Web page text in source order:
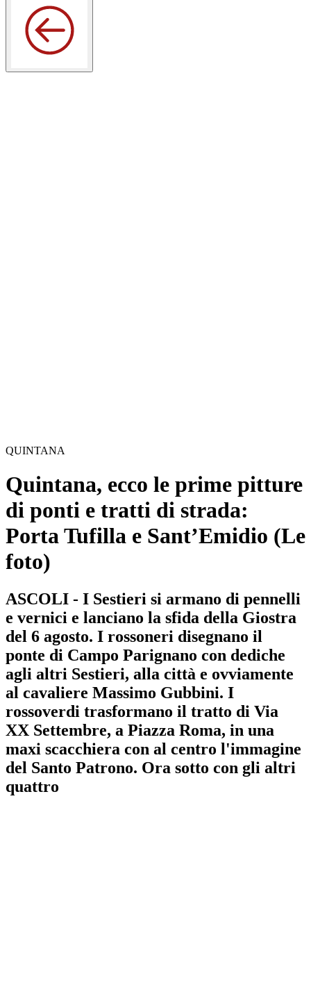
QUINTANA
Quintana, ecco le prime pitture
di ponti e tratti di strada:
Porta Tufilla e Sant’Emidio (Le
foto)
ASCOLI - I Sestieri si armano di pennelli
e vernici e lanciano la sfida della Giostra
del 6 agosto. I rossoneri disegnano il
ponte di Campo Parignano con dediche
agli altri Sestieri, alla città e ovviamente
al cavaliere Massimo Gubbini. I
rossoverdi trasformano il tratto di Via
XX Settembre, a Piazza Roma, in una
maxi scacchiera con al centro l'immagine
del Santo Patrono. Ora sotto con gli altri
quattro